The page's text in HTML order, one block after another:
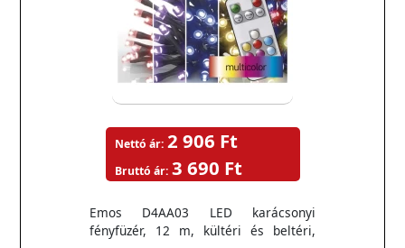
Emos D4AA03 LED karácsonyi
fényfüzér, 12 m, kültéri és beltéri,
Nettó ár: 2 906 Ft
Bruttó ár: 3 690 Ft